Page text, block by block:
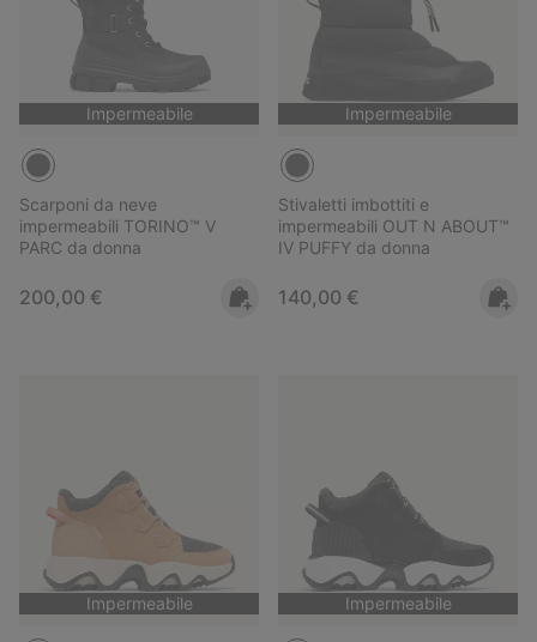
Impermeabile
Scarponi da neve
impermeabili TORINO™ V
PARC da donna
Regular price:
200,00 €
Impermeabile
Stivaletti imbottiti e
impermeabili OUT N ABOUT™
IV PUFFY da donna
Regular price:
140,00 €
Impermeabile Impermeabile